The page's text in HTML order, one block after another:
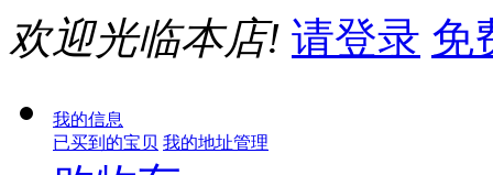
欢迎光临本店! 请登录 免
我的信息
已买到的宝贝 我的地址管理